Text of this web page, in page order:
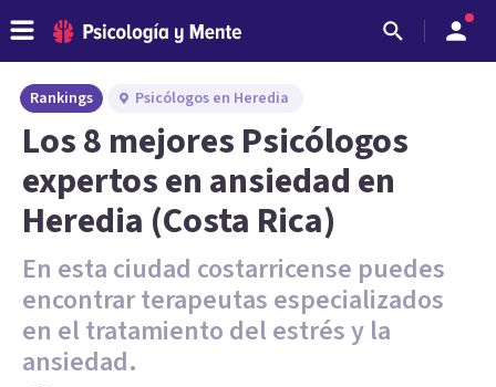
Rankings Psicólogos en Heredia
Los 8 mejores Psicólogos
expertos en ansiedad en
Heredia (Costa Rica)
En esta ciudad costarricense puedes
encontrar terapeutas especializados
en el tratamiento del estrés y la
ansiedad.